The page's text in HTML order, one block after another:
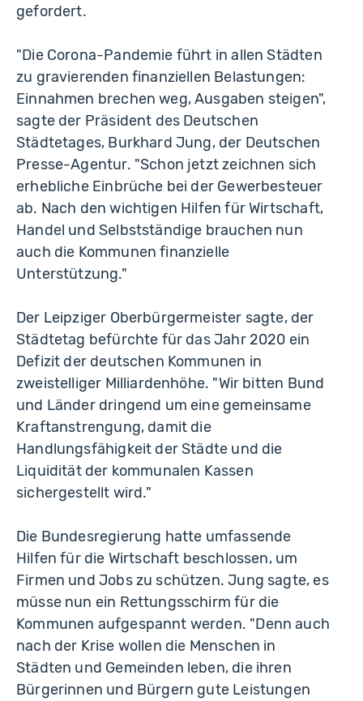
gefordert.
"Die Corona-Pandemie führt in allen Städten
zu gravierenden finanziellen Belastungen:
Einnahmen brechen weg, Ausgaben steigen",
sagte der Präsident des Deutschen
Städtetages, Burkhard Jung, der Deutschen
Presse-Agentur. "Schon jetzt zeichnen sich
erhebliche Einbrüche bei der Gewerbesteuer
ab. Nach den wichtigen Hilfen für Wirtschaft,
Handel und Selbstständige brauchen nun
auch die Kommunen finanzielle
Unterstützung."
Der Leipziger Oberbürgermeister sagte, der
Städtetag befürchte für das Jahr 2020 ein
Defizit der deutschen Kommunen in
zweistelliger Milliardenhöhe. "Wir bitten Bund
und Länder dringend um eine gemeinsame
Kraftanstrengung, damit die
Handlungsfähigkeit der Städte und die
Liquidität der kommunalen Kassen
sichergestellt wird."
Die Bundesregierung hatte umfassende
Hilfen für die Wirtschaft beschlossen, um
Firmen und Jobs zu schützen. Jung sagte, es
müsse nun ein Rettungsschirm für die
Kommunen aufgespannt werden. "Denn auch
nach der Krise wollen die Menschen in
Städten und Gemeinden leben, die ihren
Bürgerinnen und Bürgern gute Leistungen